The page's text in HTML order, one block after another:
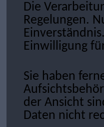
Die
Regelungen.
Einwilligung
Sie haben
der Ansicht
Daten nicht